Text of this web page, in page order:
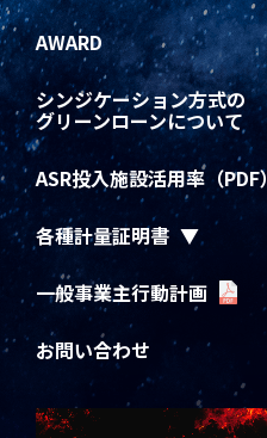
AWARD
シンジケーション方式の
グリーンローンについて
ASR投入施設活用率（PDF）
各種計量証明書
一般事業主行動計画
お問い合わせ